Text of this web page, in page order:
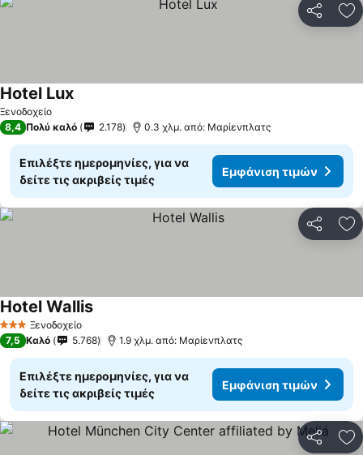
Ξενοδοχείο
Hotel Lux
8,4 Πολύ καλό 2.178 0.3 χλμ. από: Μαρίενπλατς
Επιλέξτε ημερομηνίες, για να
δείτε τις ακριβείς τιμές
Εμφάνιση τιμών
3 ΑστέριαΞενοδοχείο
Hotel Wallis
7,5 Καλό 5.768 1.9 χλμ. από: Μαρίενπλατς
Επιλέξτε ημερομηνίες, για να
δείτε τις ακριβείς τιμές
Εμφάνιση τιμών